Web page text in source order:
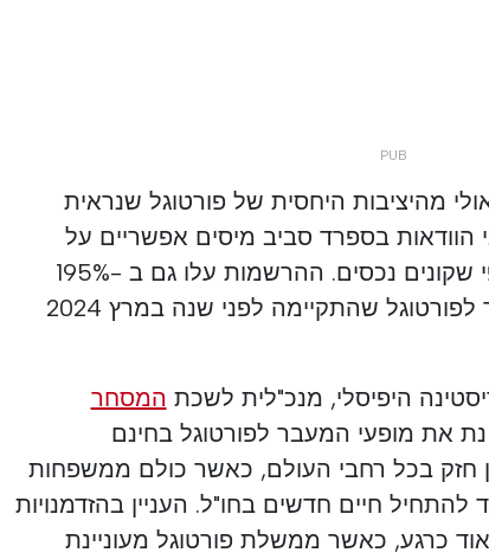
מהיציבות היחסית של פורטוגל שנראית
הוודאות בספרד סביב מיסים אפשריים על
אזרחים שאינם באיחוד האירופי שקונים נכסים. ההרשמות עלו גם ב -195%
שהתקיימה לפני שנה במרץ 2024
היפיסלי, מנכ"לית לשכת המסחר
נת את מופעי המעבר לפורטוגל בחינם
חזק בכל רחבי העולם, כאשר כולם ממשפחות
חיים חדשים בחו"ל. העניין בהזדמנויות
כרגע, כאשר ממשלת פורטוגל מעוניינת